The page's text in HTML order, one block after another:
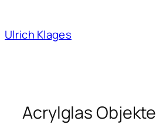
Ulrich Klages
Acrylglas Objekte